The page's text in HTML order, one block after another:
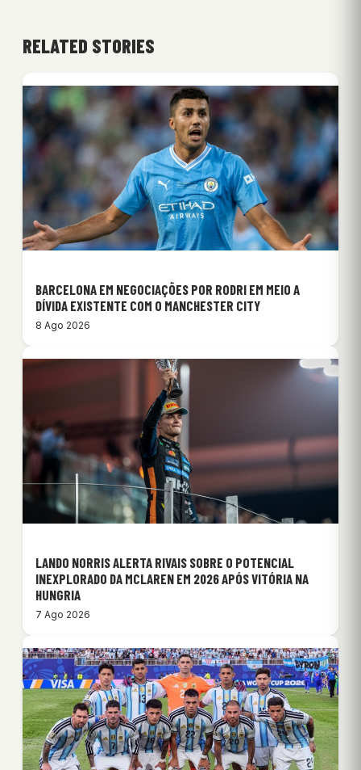
RELATED STORIES
BARCELONA EM NEGOCIAÇÕES POR RODRI EM MEIO A
DÍVIDA EXISTENTE COM O MANCHESTER CITY
8 Ago 2026
LANDO NORRIS ALERTA RIVAIS SOBRE O POTENCIAL
INEXPLORADO DA MCLAREN EM 2026 APÓS VITÓRIA NA
HUNGRIA
7 Ago 2026